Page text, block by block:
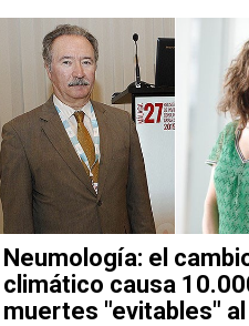
Neumología: el
climático causa
muertes "evitables" al